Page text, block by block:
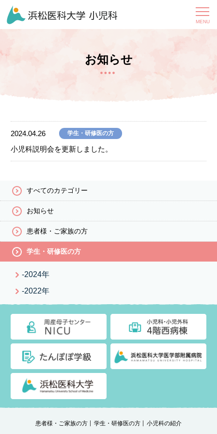
お知らせ
2024.04.26 学生・研修医の方
小児科説明会を更新しました。
すべてのカテゴリー
お知らせ
患者様・ご家族の方
学生・研修医の方
-2024年
-2022年
患者様・ご家族の方 学生・研修医の方
小児科の紹介